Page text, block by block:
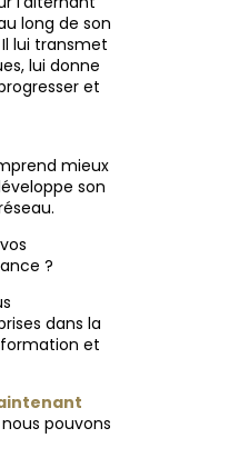
long de son
lui transmet
lui donne
et
mieux
son
?
dans la
et
pouvons